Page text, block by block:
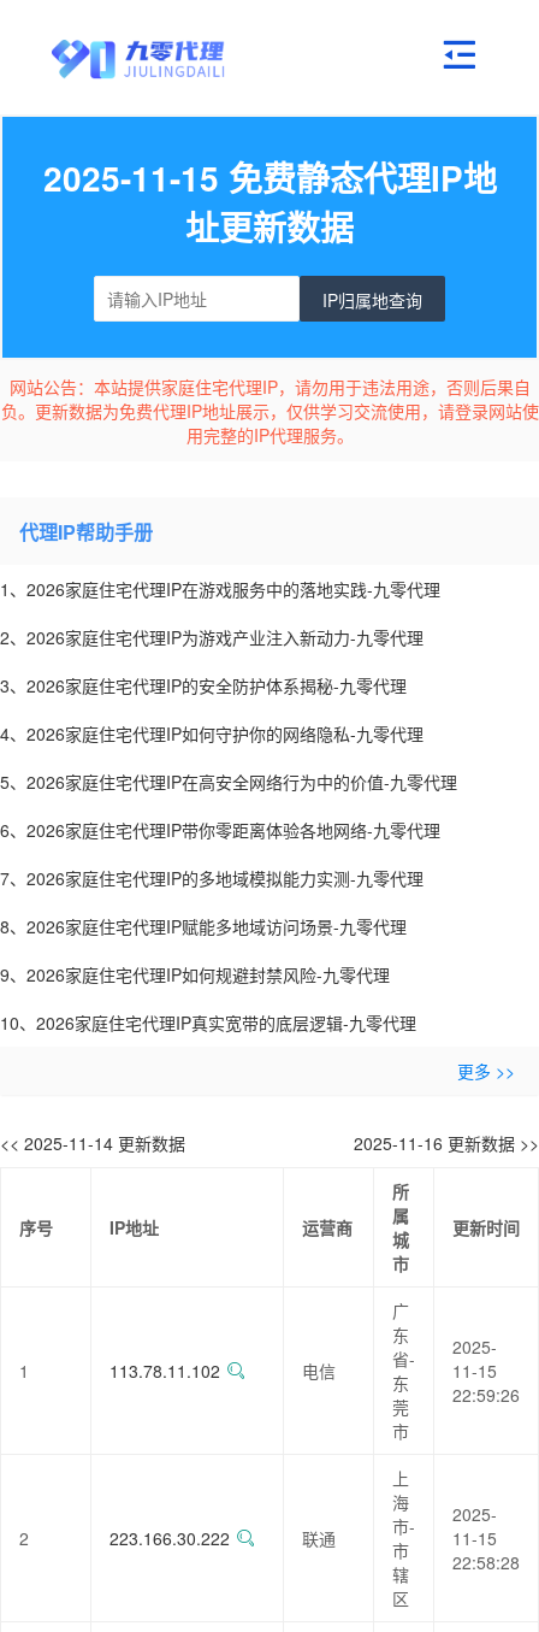
2025-11-15 免费静态代理IP地
址更新数据
IP归属地查询
网站公告：本站提供家庭住宅代理IP，请勿用于违法用途，否则后果自
负。更新数据为免费代理IP地址展示，仅供学习交流使用，请登录网站使
用完整的IP代理服务。
代理IP帮助手册
1、2026家庭住宅代理IP在游戏服务中的落地实践-九零代理
2、2026家庭住宅代理IP为游戏产业注入新动力-九零代理
3、2026家庭住宅代理IP的安全防护体系揭秘-九零代理
4、2026家庭住宅代理IP如何守护你的网络隐私-九零代理
5、2026家庭住宅代理IP在高安全网络行为中的价值-九零代理
6、2026家庭住宅代理IP带你零距离体验各地网络-九零代理
7、2026家庭住宅代理IP的多地域模拟能力实测-九零代理
8、2026家庭住宅代理IP赋能多地域访问场景-九零代理
9、2026家庭住宅代理IP如何规避封禁风险-九零代理
10、2026家庭住宅代理IP真实宽带的底层逻辑-九零代理
更多 >>
<< 2025-11-14 更新数据 2025-11-16 更新数据 >>
序号 IP地址 运营商
所
属
城
市
更新时间
1 113.78.11.102 电信
广
东
省-
东
莞
市
2025-
11-15
22:59:26
2 223.166.30.222 联通
上
海
市-
市
辖
区
2025-
11-15
22:58:28